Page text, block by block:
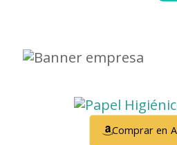
Comprar en